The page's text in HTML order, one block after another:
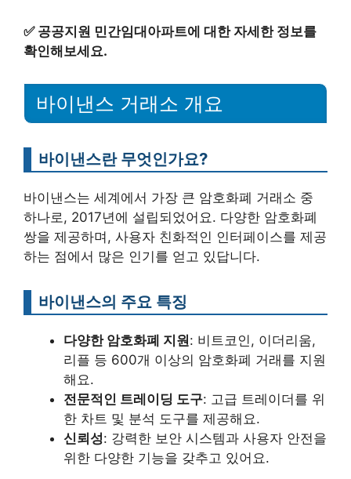
✅ 공공지원 민간임대아파트에 대한 자세한 정보를
확인해보세요.
바이낸스 거래소 개요
바이낸스란 무엇인가요?
바이낸스는 세계에서 가장 큰 암호화폐 거래소 중
하나로, 2017년에 설립되었어요. 다양한 암호화폐
쌍을 제공하며, 사용자 친화적인 인터페이스를 제공
하는 점에서 많은 인기를 얻고 있답니다.
바이낸스의 주요 특징
다양한 암호화폐 지원: 비트코인, 이더리움,
리플 등 600개 이상의 암호화폐 거래를 지원
해요.
전문적인 트레이딩 도구: 고급 트레이더를 위
한 차트 및 분석 도구를 제공해요.
신뢰성: 강력한 보안 시스템과 사용자 안전을
위한 다양한 기능을 갖추고 있어요.